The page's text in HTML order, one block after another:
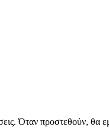
Όταν προστεθούν, θα